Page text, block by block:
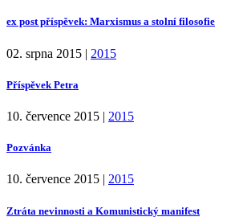
ex post příspěvek: Marxismus a stolní filosofie
02. srpna 2015 | 2015
Příspěvek Petra
10. července 2015 | 2015
Pozvánka
10. července 2015 | 2015
Ztráta nevinnosti a Komunistický manifest